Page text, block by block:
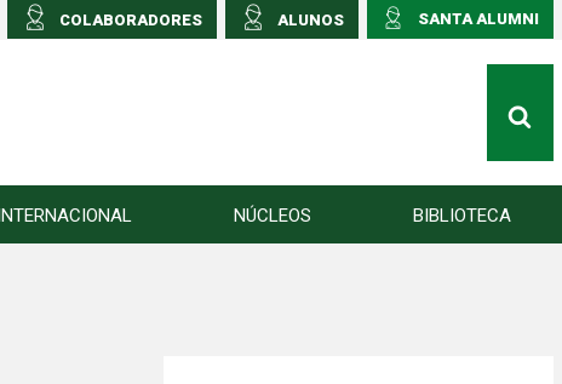
SANTA ALUMNI
ALUNOS
COLABORADORES
NÚCLEOS BIBLIOTECA